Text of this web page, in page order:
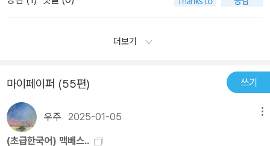
손손 왕이 된다는 겁니다. 마녀들이 사라지고 예언처럼 자신에게 코
틀대기 시작합니다. 던컨 왕과 말컴 왕자는 맥베스의 공로를 치하하
기 위해 그의 영지에서 하룻밤을 지내게 되고 이것이 그의 큰 실수가
되고 맙니다. 마녀들의 예언을 비롯한 전후 사정을 편지로 절해들은
맥베스의 부인은 자기 남편에게 왕을 죽이고 왕위에 오르라고 권합니
그리고 그러한 역사적 의미로 인하여현대의 영어를 구사하는 모든 교
양인이 폭넓게 즐기고 누리며 사용하는 인용 텍스트로서영어 문화권
전반에 뿌리깊게 400년이 지난 지금도 영향력을 행사하고 있기 때
읽는 것이라 할 수 있을 듯.그러나 그런 부담감 때문이었을까, 많은 2
차 텍스트와 수많은 인용구로, 그리고 영화와 다른 매체로 세익스피
어를 접해왔지만아직 원전 그대로의 세익스피어를 찬찬히 읽어볼 기
회를 그다지 가지지 못했다.원어로 읽어야 진정한 독서가 되겠지만
능력이 부족한 터라번역본으로 읽을 수 밖에 없지만그의 4대 비극을
더보기
마이페이퍼 (55편) 쓰기
우주 2025-01-05
(초급한국어) 맥베스..